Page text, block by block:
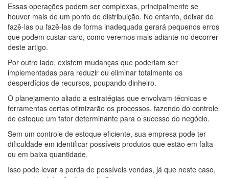
Essas operações podem ser complexas, principalmente se
houver mais de um ponto de distribuição. No entanto, deixar de
fazê-las ou fazê-las de forma inadequada gerará pequenos erros
que podem custar caro, como veremos mais adiante no decorrer
deste artigo.
Por outro lado, existem mudanças que poderiam ser
implementadas para reduzir ou eliminar totalmente os
desperdícios de recursos, poupando dinheiro.
O planejamento aliado a estratégias que envolvam técnicas e
ferramentas certas otimizarão os processos, fazendo do controle
de estoque um fator determinante para o sucesso do negócio.
Sem um controle de estoque eficiente, sua empresa pode ter
dificuldade em identificar possíveis produtos que estão em falta
ou em baixa quantidade.
Isso pode levar a perda de possíveis vendas, já que neste caso,